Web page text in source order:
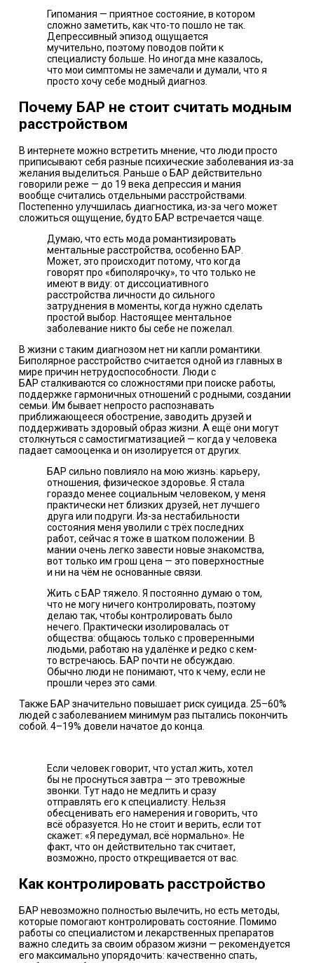
Гипомания — приятное состояние, в котором
сложно заметить, как что-то пошло не так.
Депрессивный эпизод ощущается
мучительно, поэтому поводов пойти к
специалисту больше. Но иногда мне казалось,
что мои симптомы не замечали и думали, что я
просто хочу себе модный‎ диагноз.
Почему БАР не стоит считать модным‎‎
расстройством
В интернете можно встретить мнение, что люди просто
приписывают себя разные психические заболевания из-за
желания выделиться. Раньше о БАР действительно
говорили реже — до 19 века депрессия и мания
вообще считались отдельными расстройствами.
Постепенно улучшилась диагностика, из-за чего может
сложиться ощущение, будто БАР встречается чаще.
Думаю, что есть мода романтизировать
ментальные расстройства, особенно БАР.
Может, это происходит потому, что когда
говорят про «биполярочку», то что только не
имеют в виду: от диссоциативного
расстройства личности до сильного
затруднения в моменты, когда нужно сделать
простой выбор. Настоящее ментальное
заболевание никто бы себе не пожелал.
В жизни с таким диагнозом нет ни капли романтики.
Биполярное расстройство считается одной из главных в
мире причин нетрудоспособности. Люди с
БАР сталкиваются со сложностями при поиске работы,
поддержке гармоничных отношений с родными, создании
семьи. Им бывает непросто распознавать
приближающееся обострение, заводить друзей и
поддерживать здоровый образ жизни. А ещё они могут
столкнуться ссамостигматизацией — когда у человека
падает самооценка и он изолируется от других.
БАР сильно повлияло на мою жизнь: карьеру,
отношения, физическое здоровье. Я стала
гораздо менее социальным человеком, у меня
практически нет близких друзей, нет лучшего
друга или подруги. Из-за нестабильности
состояния меня уволили с трёх последних
работ, сейчас я тоже в шатком положении. В
мании очень легко завести новые знакомства,
вот только им грош цена — это поверхностные
и ни на чём не основанные связи.
Жить с БАР тяжело. Я постоянно думаю о том,
что не могу ничего контролировать, поэтому
делаю так, чтобы контролировать было
нечего. Практически изолировалась от
общества: общаюсь только с проверенными
людьми, работаю на удалёнке и редко с кем-
то встречаюсь. БАР почти не обсуждаю.
Обычно люди не понимают, что к чему, если не
прошли через это сами.
Также БАР значительно повышаетриск суицида. 25–60%
людей с заболеванием минимум раз пытались покончить
собой. 4–19% довели начатое до конца.
Если человек говорит, что устал жить, хотел
бы не проснуться завтра — это тревожные
звонки. Тут надо не медлить и сразу
отправлять его к специалисту. Нельзя
обесценивать его намерения и говорить, что
всё образуется. Но не стоит и верить, если тот
скажет: «Я передумал, всё нормально». Не
факт, что он действительно так считает,
возможно, просто открещивается от вас.
Как контролировать расстройство
БАР невозможно полностью вылечить, но есть методы,
которые помогают контролировать состояние. Помимо
работы со специалистом и лекарственных препаратов
важно следить за своим образом жизни — рекомендуется
его максимально упорядочить: качественно спать,